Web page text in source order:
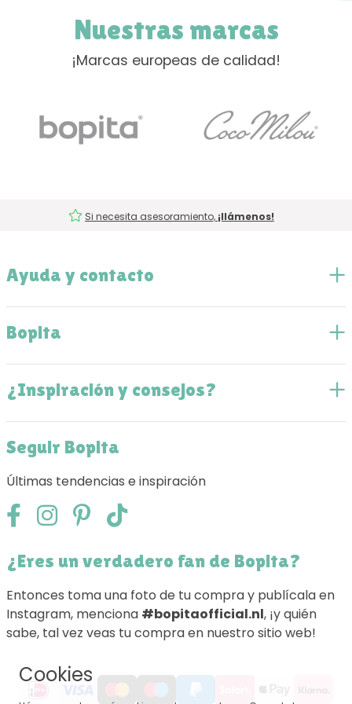
Nuestras marcas
¡Marcas europeas de calidad!
Si necesita asesoramiento, ¡llámenos!
Ayuda y contacto
Bopita
¿Inspiración y consejos?
Seguir Bopita
Últimas tendencias e inspiración
¿Eres un verdadero fan de Bopita?
Entonces toma una foto de tu compra y publícala en
Instagram, menciona #bopitaofficial.nl, ¡y quién
sabe, tal vez veas tu compra en nuestro sitio web!
Cookies